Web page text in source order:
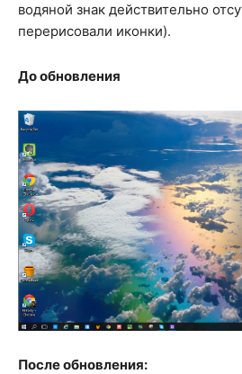
водяной знак действительно
перерисовали иконки).
До обновления
После обновления: